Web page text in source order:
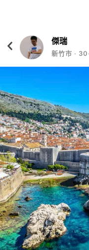
傑瑞
新竹市 ‧ 30‧